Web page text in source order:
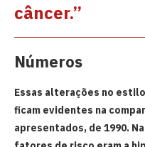
câncer.”
Números
Essas alterações no
ficam evidentes na
apresentados, de 1990.